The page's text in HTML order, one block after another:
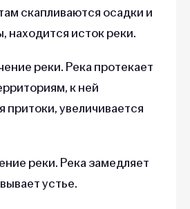
скапливаются осадки и
находится исток реки.
реки. Река протекает
к ней
увеличивается
реки. Река замедляет
устье.